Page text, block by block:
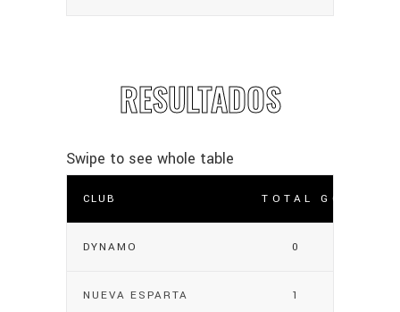
RESULTADOS
CLUB TOTAL GOLES
DYNAMO 0
NUEVA ESPARTA 1